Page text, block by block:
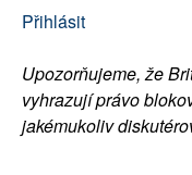
Přihlásit
Upozorňujeme, že
vyhrazují právo
jakémukoliv